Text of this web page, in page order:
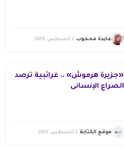
عايدة محجوب 2 أغسطس 2026
«جزيرة هرموش» .. غرائبية ترصد
الصراع الإنسانى
موقع الكتابة 2 أغسطس 2026